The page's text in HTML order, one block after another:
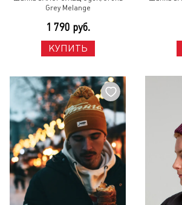
Grey Melange
1 790 руб.
КУПИТЬ